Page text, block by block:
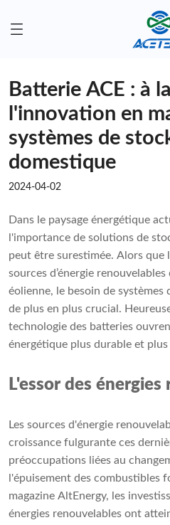
Batterie ACE : à
l'innovation en
systèmes de
domestique
2024-04-02
Dans le paysage énergétique
l'importance de solutions de
peut être surestimée. Alors que
sources d’énergie
éolienne, le besoin de systèmes
de plus en plus crucial.
technologie des batteries
énergétique plus durable et
L'essor des
Les sources d'énergie
croissance fulgurante ces
préoccupations liées au
l'épuisement des combustibles
magazine AltEnergy, les
énergies renouvelables ont